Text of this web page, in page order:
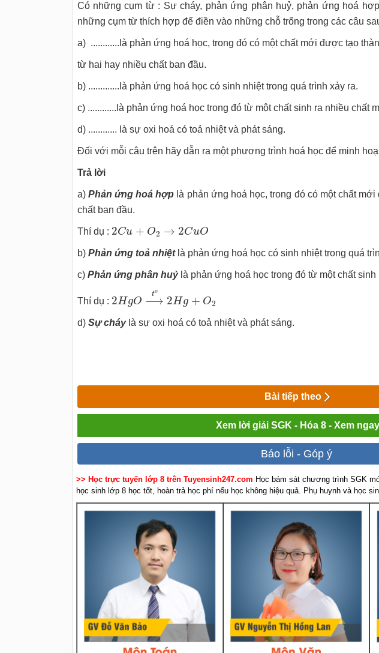
Có những cụm từ : Sự cháy, phản ứng phân huỷ, phản ứng hoá
những cụm từ thích hợp để điền vào những chỗ trống trong các câu
a) ............là phản ứng hoá học, trong đó có một chất mới được tạo
từ hai hay nhiều chất ban đầu.
b) .............là phản ứng hoá học có sinh nhiệt trong quá trình xảy ra.
c) ............là phản ứng hoá học trong đó từ một chất sinh ra nhiều chất
d) ............ là sự oxi hoá có toả nhiệt và phát sáng.
Đối với mỗi câu trên hãy dẫn ra một phương trình hoá học để minh
Trả lời
a) Phản ứng hoá hợp là phản ứng hoá học, trong đó có một chất
chất ban đầu.
Thí dụ : 2Cu + O2 → 2CuO
2Cu O2→ 2 CuO
b) Phản ứng toả nhiệtlà phản ứng hoá học có sinh nhiệt trong quá
c) Phản ứng phân huỷlà phản ứng hoá học trong đó từ một chất sinh
Thí dụ : 2HgO
to
⟶ 2Hg + O2
⟶
d) Sự cháylà sự oxi hoá có toả nhiệt và phát sáng.
Bài tiếp theo
Xem lời giải SGK - Hóa 8 - Xem ngay
Báo lỗi - Góp ý
>> Học trực tuyến lớp 8 trên Tuyensinh247.com Học bám sát chương trình SGK
học sinh lớp 8 học tốt, hoàn trả học phí nếu học không hiệu quả. Phụ huynh và học